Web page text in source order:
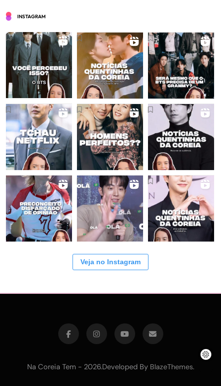
INSTAGRAM
Veja no Instagram
Na Coreia Tem - 2026.Developed By BlazeThemes.